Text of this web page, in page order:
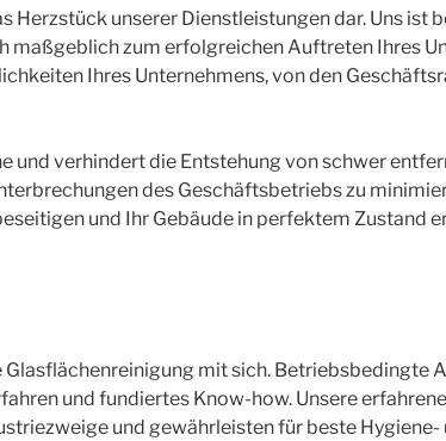
Herzstück unserer Dienstleistungen dar. Uns
zum erfolgreichen Auftreten Ihres
Ihres Unternehmens, von den
verhindert die Entstehung von schwer
des Geschäftsbetriebs zu
und Ihr Gebäude in perfektem Zustand
mit sich. Betriebsbedingte
und fundiertes Know-how. Unsere
und gewährleisten für beste